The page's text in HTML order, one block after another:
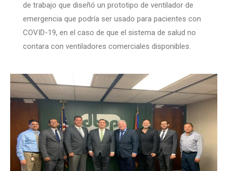
de trabajo que diseñó un prototipo de ventilador de
emergencia que podría ser usado para pacientes con
COVID-19, en el caso de que el sistema de salud no
contara con ventiladores comerciales disponibles.